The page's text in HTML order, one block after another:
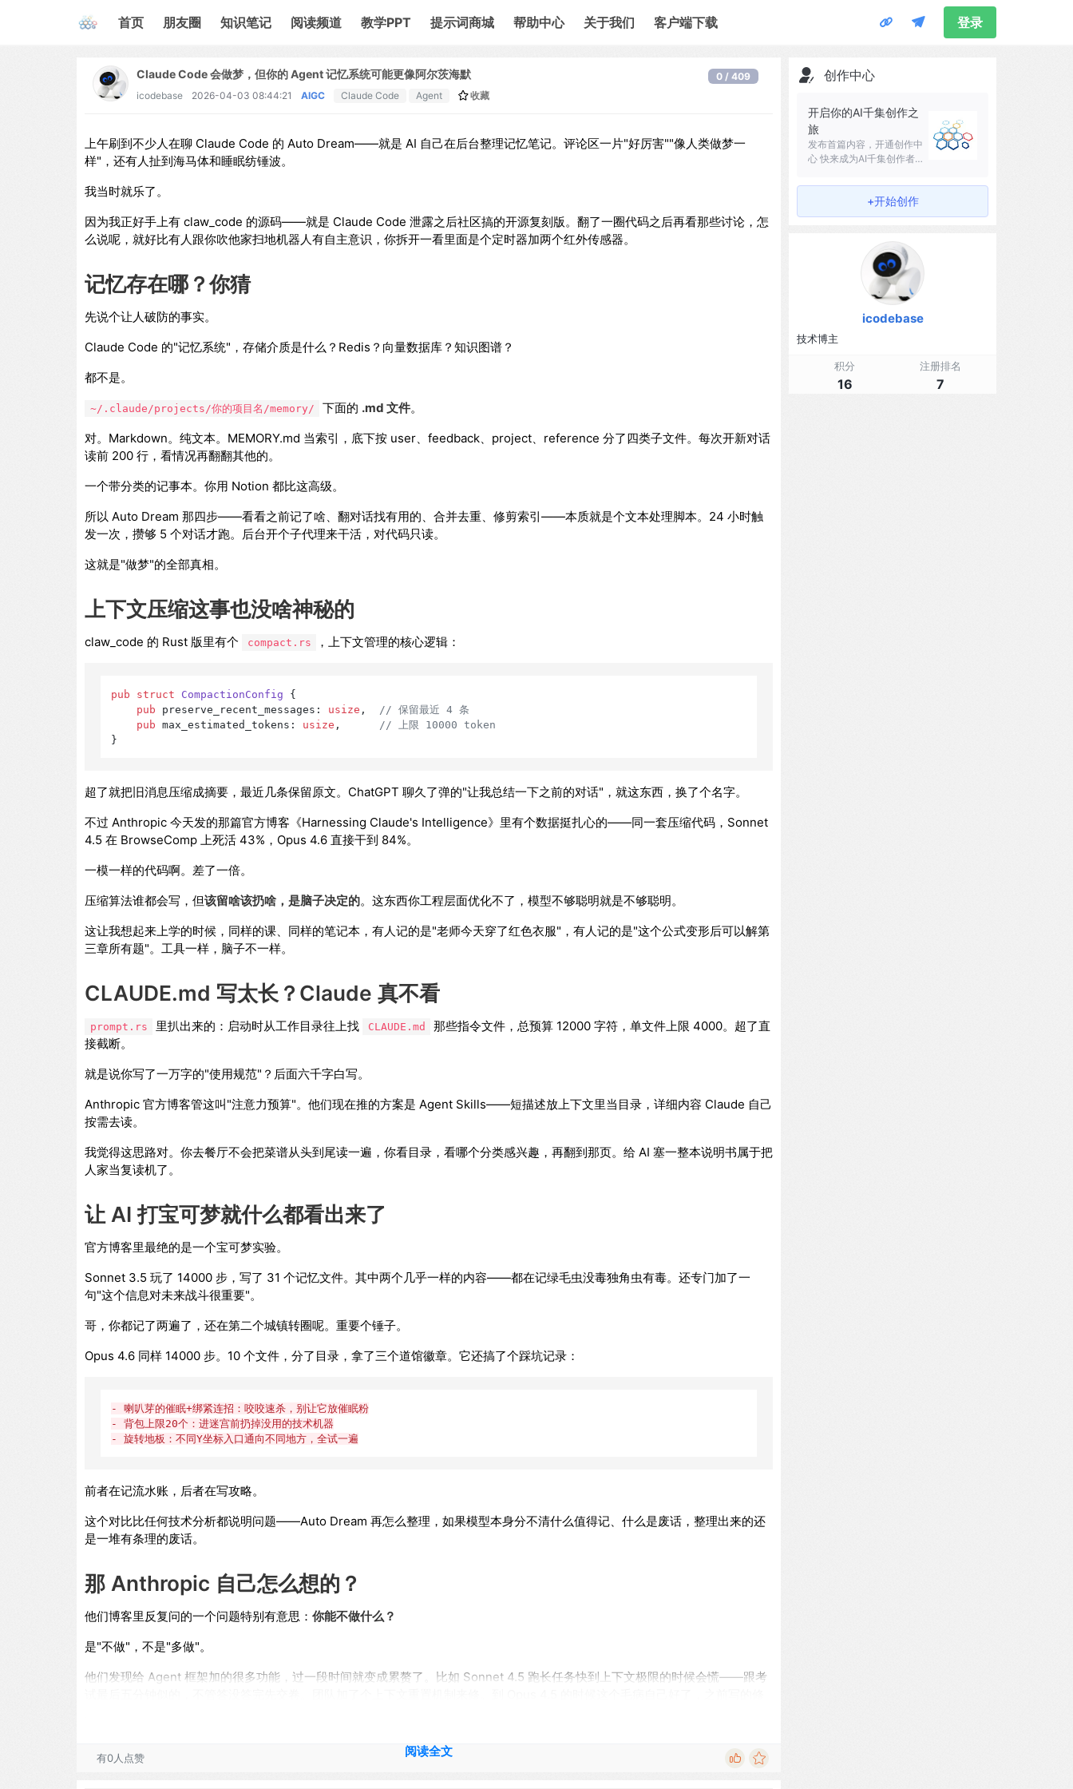
首页 朋友圈 知识笔记 阅读频道 教学PPT 提示词商城 帮助中心 关于我们 客户端下载 登录
Claude Code 会做梦，但你的 Agent 记忆系统可能更像阿尔茨海默
icodebase 2026-04-03 08:44:21 AIGC Claude Code Agent 收藏
0 / 409
上午刷到不少人在聊 Claude Code 的 Auto Dream——就是 AI 自己在后台整理记忆笔记。评论区一片"好厉害""像人类做梦一
样"，还有人扯到海马体和睡眠纺锤波。
我当时就乐了。
因为我正好手上有 claw_code 的源码——就是 Claude Code 泄露之后社区搞的开源复刻版。翻了一圈代码之后再看那些讨论，怎
么说呢，就好比有人跟你吹他家扫地机器人有自主意识，你拆开一看里面是个定时器加两个红外传感器。
记忆存在哪？你猜
先说个让人破防的事实。
Claude Code 的"记忆系统"，存储介质是什么？Redis？向量数据库？知识图谱？
都不是。
~/.claude/projects/你的项目名/memory/ 下面的 .md 文件。
对。Markdown。纯文本。MEMORY.md 当索引，底下按 user、feedback、project、reference 分了四类子文件。每次开新对话
读前 200 行，看情况再翻翻其他的。
一个带分类的记事本。你用 Notion 都比这高级。
所以 Auto Dream 那四步——看看之前记了啥、翻对话找有用的、合并去重、修剪索引——本质就是个文本处理脚本。24 小时触
发一次，攒够 5 个对话才跑。后台开个子代理来干活，对代码只读。
这就是"做梦"的全部真相。
上下文压缩这事也没啥神秘的
claw_code 的 Rust 版里有个 compact.rs ，上下文管理的核心逻辑：
pub struct CompactionConfig {
pub preserve_recent_messages: usize ,
// 保留最近 4 条
pub max_estimated_tokens: usize ,
// 上限 10000 token
超了就把旧消息压缩成摘要，最近几条保留原文。ChatGPT 聊久了弹的"让我总结一下之前的对话"，就这东西，换了个名字。
不过 Anthropic 今天发的那篇官方博客《Harnessing Claude's Intelligence》里有个数据挺扎心的——同一套压缩代码，Sonnet
4.5 在 BrowseComp 上死活 43%，Opus 4.6 直接干到 84%。
一模一样的代码啊。差了一倍。
压缩算法谁都会写，但该留啥该扔啥，是脑子决定的。这东西你工程层面优化不了，模型不够聪明就是不够聪明。
这让我想起来上学的时候，同样的课、同样的笔记本，有人记的是"老师今天穿了红色衣服"，有人记的是"这个公式变形后可以解第
三章所有题"。工具一样，脑子不一样。
CLAUDE.md 写太长？Claude 真不看
prompt.rs 里扒出来的：启动时从工作目录往上找 CLAUDE.md
那些指令文件，总预算 12000 字符，单文件上限 4000。超了直
接截断。
就是说你写了一万字的"使用规范"？后面六千字白写。
Anthropic 官方博客管这叫"注意力预算"。他们现在推的方案是 Agent Skills——短描述放上下文里当目录，详细内容 Claude 自己
按需去读。
我觉得这思路对。你去餐厅不会把菜谱从头到尾读一遍，你看目录，看哪个分类感兴趣，再翻到那页。给 AI 塞一整本说明书属于把
人家当复读机了。
让 AI 打宝可梦就什么都看出来了
官方博客里最绝的是一个宝可梦实验。
Sonnet 3.5 玩了 14000 步，写了 31 个记忆文件。其中两个几乎一样的内容——都在记绿毛虫没毒独角虫有毒。还专门加了一
句"这个信息对未来战斗很重要"。
哥，你都记了两遍了，还在第二个城镇转圈呢。重要个锤子。
Opus 4.6 同样 14000 步。10 个文件，分了目录，拿了三个道馆徽章。它还搞了个踩坑记录：
- 喇叭芽的催眠+绑紧连招：咬咬速杀，别让它放催眠粉
- 背包上限20个：进迷宫前扔掉没用的技术机器
- 旋转地板：不同Y坐标入口通向不同地方，全试一遍
前者在记流水账，后者在写攻略。
这个对比比任何技术分析都说明问题——Auto Dream 再怎么整理，如果模型本身分不清什么值得记、什么是废话，整理出来的还
是一堆有条理的废话。
那 Anthropic 自己怎么想的？
他们博客里反复问的一个问题特别有意思： 你能不做什么？
是"不做"，不是"多做"。
他们发现给 Agent 框架加的很多功能，过一段时间就变成累赘了。比如 Sonnet 4.5 跑长任务快到上下文极限的时候会慌——跟考
给它一个文件夹让它自己读写，比你搭一整套 RAG 管线可能效果还好——BrowseC
omp-Plus 上光一个文件夹就涨了 7 个百分点准确率。没有向量数据库，没有 embedding。
阅读全文
有0人点赞
创作中心
开启你的AI千集创作之
旅
发布首篇内容，开通创作中
心 快来成为AI千集创作者吧
+开始创作
icodebase
技术博主
积分
16
注册排名
7